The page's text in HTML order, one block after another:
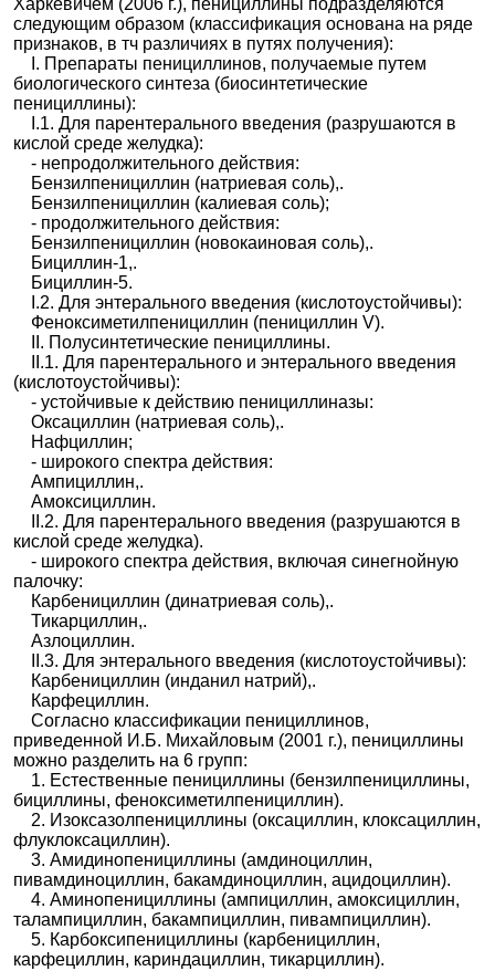
Пиперациллин-Тазобактам ЭЛЬФА|Пипракс
Пипрацил |Пициллин|Рацобактам| Сантаз|
Тазоцин |Тациллин Дж
Сультамиц
иллин
Тикарцилл
ин
Тикарциллин + Клавулановая кислота|Тиментин
Феноксиме
тилпеници
ллин
V-Пенициллин Словакофарма
Клиацил| Мегациллин орал| Оспен 750
Феноксиметилпенициллин
Феноксиметилпенициллин (для суспензии)
Феноксиметилпенициллина таблетки
Флуклокса
циллин
Флуклоксациллин
следующим образом (классификация основана на ряде
признаков, в тч различиях в путях получения):
I. Препараты пенициллинов, получаемые путем
биологического синтеза (биосинтетические
пенициллины):
I.1. Для парентерального введения (разрушаются в
кислой среде желудка):
- непродолжительного действия:
Бензилпенициллин (натриевая соль),.
Бензилпенициллин (калиевая соль);
- продолжительного действия:
Бензилпенициллин (новокаиновая соль),.
Бициллин-1,.
Бициллин-5.
I.2. Для энтерального введения (кислотоустойчивы):
Феноксиметилпенициллин (пенициллин V).
II. Полусинтетические пенициллины.
II.1. Для парентерального и энтерального введения
(кислотоустойчивы):
- устойчивые к действию пенициллиназы:
Оксациллин (натриевая соль),.
Нафциллин;
- широкого спектра действия:
Ампициллин,.
Амоксициллин.
II.2. Для парентерального введения (разрушаются в
кислой среде желудка).
- широкого спектра действия, включая синегнойную
палочку:
Карбенициллин (динатриевая соль),.
Тикарциллин,.
Азлоциллин.
II.3. Для энтерального введения (кислотоустойчивы):
Карбенициллин (инданил натрий),.
Карфециллин.
Согласно классификации пенициллинов,
приведенной И.Б. Михайловым (2001 г.), пенициллины
можно разделить на 6 групп:
1. Естественные пенициллины (бензилпенициллины,
бициллины, феноксиметилпенициллин).
2. Изоксазолпенициллины (оксациллин, клоксациллин,
флуклоксациллин).
3. Амидинопенициллины (амдиноциллин,
пивамдиноциллин, бакамдиноциллин, ацидоциллин).
4. Аминопенициллины (ампициллин, амоксициллин,
талампициллин, бакампициллин, пивампициллин).
5. Карбоксипенициллины (карбенициллин,
карфециллин, кариндациллин, тикарциллин).